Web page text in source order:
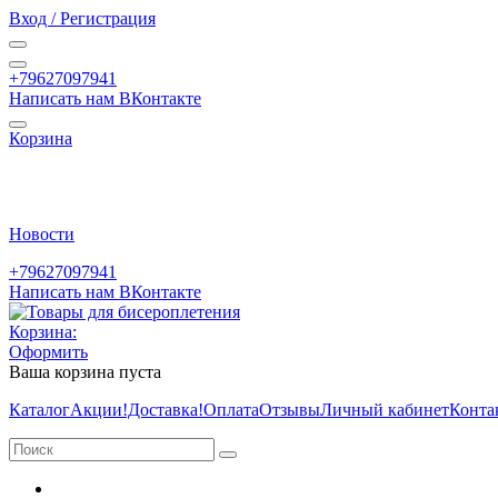
Вход / Регистрация
+79627097941
Написать нам ВКонтакте
Корзина
Новости
+79627097941
Написать нам ВКонтакте
Корзина:
Оформить
Ваша корзина пуста
КаталогАкции!Доставка!ОплатаОтзывыЛичный кабинет